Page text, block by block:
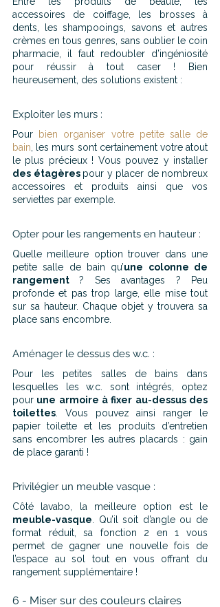
accessoires de coiffage, les brosses à
dents, les shampooings, savons et autres
crèmes en tous genres, sans oublier le coin
pharmacie, il faut redoubler d’ingéniosité
pour réussir à tout caser ! Bien
heureusement, des solutions existent :
Exploiter les murs :
Pour
bien organiser votre petite salle de
bain , les murs sont certainement votre atout
des étagères pour y placer de nombreux
accessoires et produits ainsi que vos
serviettes par exemple.
Opter pour les rangements en hauteur :
Quelle meilleure option trouver dans une
petite salle de bain qu’une colonne de
rangement ? Ses avantages ? Peu
profonde et pas trop large, elle mise tout
sur sa hauteur. Chaque objet y trouvera sa
place sans encombre.
Aménager le dessus des w.c. :
Pour les petites salles de bains dans
lesquelles les w.c. sont intégrés, optez
pour une armoire à fixer au-dessus des
toilettes . Vous pouvez ainsi ranger le
papier toilette et les produits d’entretien
sans encombrer les autres placards : gain
de place garanti !
Privilégier un meuble vasque :
meuble-vasque . Qu’il soit d’angle ou de
format réduit, sa fonction 2 en 1 vous
permet de gagner une nouvelle fois de
l’espace au sol tout en vous offrant du
rangement supplémentaire !
6 - Miser sur des couleurs claires